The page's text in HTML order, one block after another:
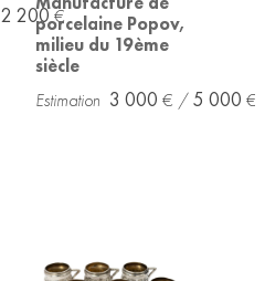
2 200porcelaine Popov,
milieu du 19ème
siècle
3 000 5 000